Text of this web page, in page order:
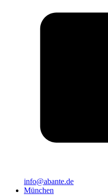
info@abante.de
München